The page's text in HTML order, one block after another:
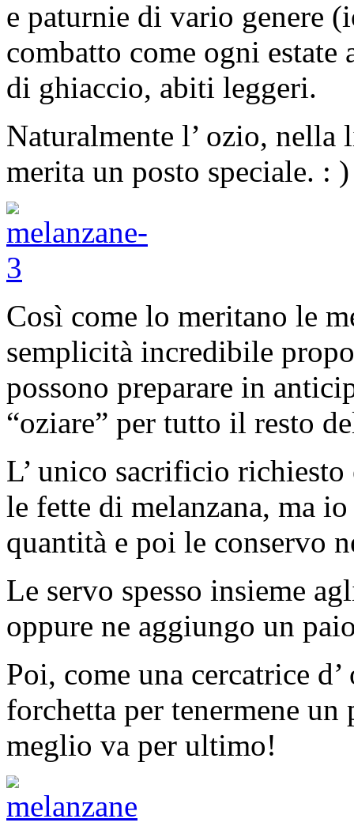
e paturnie di vario genere
combatto come ogni
di ghiaccio, abiti leggeri.
Naturalmente l’ ozio,
merita un posto speciale. : )
Così come lo meritano le
semplicità incredibile
possono preparare in
“oziare” per tutto il resto
L’ unico sacrificio
le fette di melanzana, ma
quantità e poi le conservo
Le servo spesso insieme
oppure ne aggiungo un
Poi, come una cercatrice
forchetta per tenermene
meglio va per ultimo!